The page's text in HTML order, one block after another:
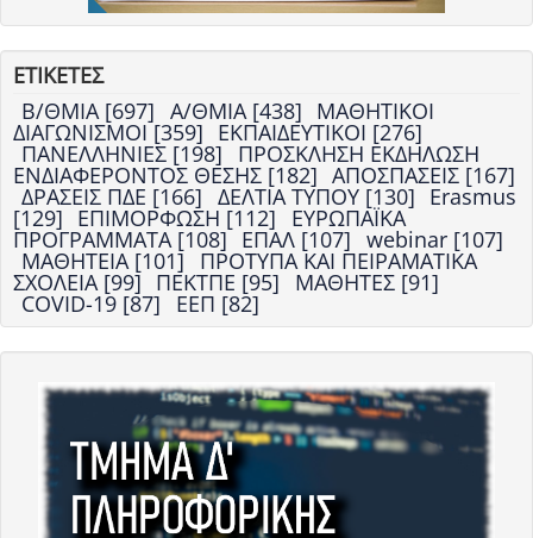
ΕΤΙΚΕΤΕΣ
Β/ΘΜΙΑ [697] Α/ΘΜΙΑ [438] ΜΑΘΗΤΙΚΟΙ
ΔΙΑΓΩΝΙΣΜΟΙ [359] ΕΚΠΑΙΔΕΥΤΙΚΟΙ [276]
ΠΑΝΕΛΛΗΝΙΕΣ [198] ΠΡΟΣΚΛΗΣΗ ΕΚΔΗΛΩΣΗ
ΕΝΔΙΑΦΕΡΟΝΤΟΣ ΘΕΣΗΣ [182] ΑΠΟΣΠΑΣΕΙΣ [167]
ΔΡΑΣΕΙΣ ΠΔΕ [166] ΔΕΛΤΙΑ ΤΥΠΟΥ [130] Erasmus
[129] ΕΠΙΜΟΡΦΩΣΗ [112] ΕΥΡΩΠΑΪΚΑ
ΠΡΟΓΡΑΜΜΑΤΑ [108] ΕΠΑΛ [107] webinar [107]
ΜΑΘΗΤΕΙΑ [101] ΠΡΟΤΥΠΑ ΚΑΙ ΠΕΙΡΑΜΑΤΙΚΑ
ΣΧΟΛΕΙΑ [99] ΠΕΚΤΠΕ [95] ΜΑΘΗΤΕΣ [91]
COVID-19 [87] ΕΕΠ [82]